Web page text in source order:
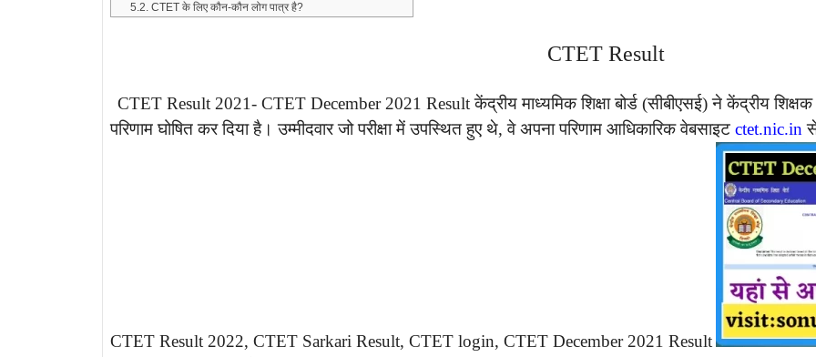
CTET के लिए कौन-कौन लोग पात्र है?
CTET Result
CTET Result 2021- CTET December 2021 Result केंद्रीय माध्यमिक शिक्षा बोर्ड (सीबीएसई) ने केंद्रीय शिक्षक
परिणाम घोषित कर दिया है। उम्मीदवार जो परीक्षा में उपस्थित हुए थे, वे अपना परिणाम आधिकारिक वेबसाइट ctet.nic.in
CTET Result 2022, CTET Sarkari Result, CTET login, CTET December 2021 Result